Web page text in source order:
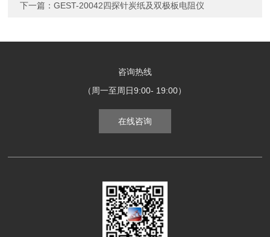
下一篇：GEST-20042四探针炭纸及双极板电阻仪
咨询热线
（周一至周日9:00- 19:00）
在线咨询